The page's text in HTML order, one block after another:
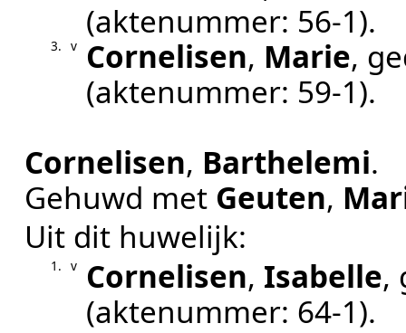
(aktenummer: 56-1).
3. v Cornelisen, Marie,
(aktenummer: 59-1).
Cornelisen, Barthelemi.
Gehuwd met Geuten,
Uit dit huwelijk:
1. v Cornelisen, Isabelle,
(aktenummer: 64-1).